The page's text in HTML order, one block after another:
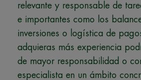
relevante y responsable de
e importantes como los
inversiones o logística de
adquieras más experiencia
de mayor responsabilidad o
especialista en un ámbito